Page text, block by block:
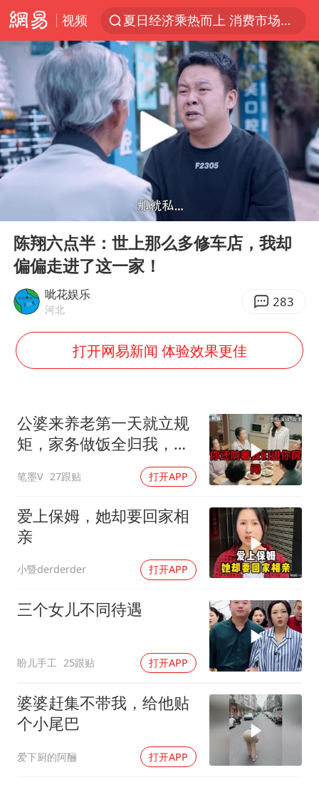
视频
夏日经济乘热而上 消费市场向新而行
白海豚对华东华北影响会大于巴威
于东来回应胖东来近25年老店年底关闭
以拒绝“和平委员会”的加沙和平计划
独闯南太行的失联女生最后轨迹已确认
美将每月供乌爱国者拦截导弹
全球最大级别运输船通过长江大桥
央视新主播李秋莹母校发文祝贺
上海全力守护市民“菜篮子”
暑期研学游升温 在旅途中增长知识
宝妈给四胞胎取名平安喜乐
BLG经理辟谣Bin离队
总书记点赞的非遗苗绣焕发新生机
Play
02:45
陈翔六点半：世上那么多修车店，我却
偏偏走进了这一家！
呲花娱乐
河北 283
打开网易新闻 体验效果更佳
公婆来养老第一天就立规
矩，家务做饭全归我，老
公点头，我一句话令全桌
寂静
笔墨V 27跟贴 打开APP
爱上保姆，她却要回家相
亲
小暨derderder 打开APP
三个女儿不同待遇
盼儿手工 25跟贴 打开APP
婆婆赶集不带我，给他贴
个小尾巴
爱下厨的阿酾 打开APP